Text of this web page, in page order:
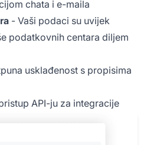
chata i e-maila
- Vaši podaci su uvijek
podatkovnih centara diljem
usklađenost s propisima
API-ju za integracije